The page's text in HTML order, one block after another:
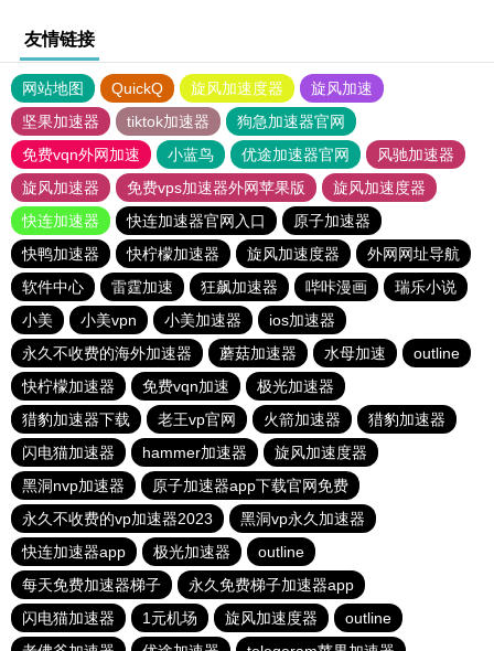
友情链接
网站地图 QuickQ 旋风加速度器
旋风加速
坚果加速器
tiktok加速器
狗急加速器官网
免费vqn外网加速
小蓝鸟 优途加速器官网
风驰加速器
旋风加速器
免费vps加速器外网苹果版
旋风加速度器
快连加速器
快连加速器官网入口
原子加速器
快鸭加速器
快柠檬加速器 旋风加速度器
外网网址导航
软件中心
雷霆加速 狂飙加速器 哔咔漫画
瑞乐小说
小美
小美vpn 小美加速器
ios加速器
永久不收费的海外加速器
蘑菇加速器 水母加速
outline
快柠檬加速器
免费vqn加速
极光加速器
猎豹加速器下载
老王vp官网 火箭加速器
猎豹加速器
闪电猫加速器
hammer加速器
旋风加速度器
黑洞nvp加速器
原子加速器app下载官网免费
永久不收费的vp加速器2023
黑洞vp永久加速器
快连加速器app
极光加速器
outline
每天免费加速器梯子
永久免费梯子加速器app
闪电猫加速器
1元机场 旋风加速度器
outline